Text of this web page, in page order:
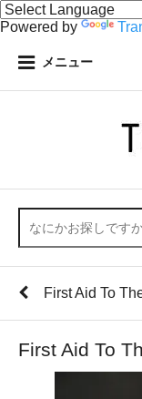
Powered by
メニュー
First Aid To
First Aid To